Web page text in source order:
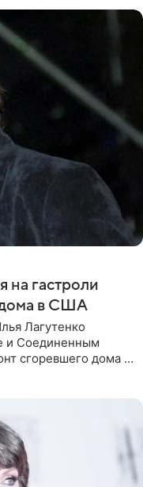
на гастроли
дома в США
Лагутенко
и Соединенным
сгоревшего дома в